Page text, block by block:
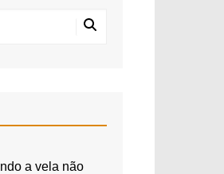
a vela não